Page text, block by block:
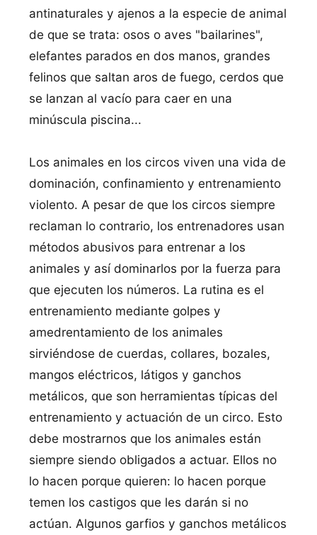
antinaturales y ajenos a la especie de animal
de que se trata: osos o aves "bailarines",
elefantes parados en dos manos, grandes
felinos que saltan aros de fuego, cerdos que
se lanzan al vacío para caer en una
minúscula piscina...
Los animales en los circos viven una vida de
dominación, confinamiento y entrenamiento
violento. A pesar de que los circos siempre
reclaman lo contrario, los entrenadores usan
métodos abusivos para entrenar a los
animales y así dominarlos por la fuerza para
que ejecuten los números. La rutina es el
entrenamiento mediante golpes y
amedrentamiento de los animales
sirviéndose de cuerdas, collares, bozales,
mangos eléctricos, látigos y ganchos
metálicos, que son herramientas típicas del
entrenamiento y actuación de un circo. Esto
debe mostrarnos que los animales están
siempre siendo obligados a actuar. Ellos no
lo hacen porque quieren: lo hacen porque
temen los castigos que les darán si no
actúan. Algunos garfios y ganchos metálicos